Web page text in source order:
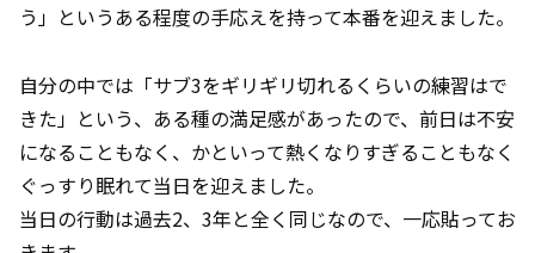
う」というある程度の手応えを持って本番を迎えました。
自分の中では「サブ3をギリギリ切れるくらいの練習はで
きた」という、ある種の満足感があったので、前日は不安
になることもなく、かといって熱くなりすぎることもなく
ぐっすり眠れて当日を迎えました。
当日の行動は過去2、3年と全く同じなので、一応貼ってお